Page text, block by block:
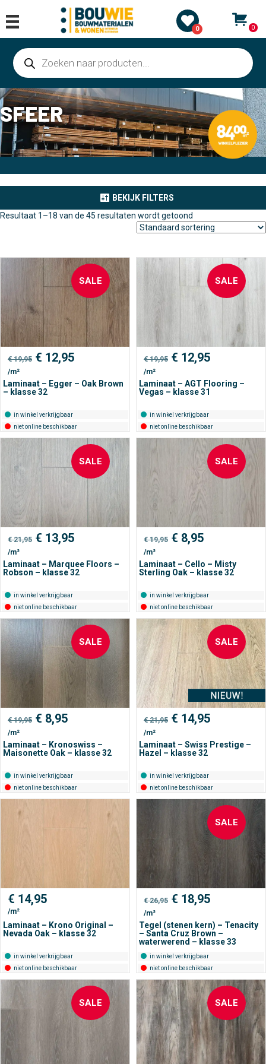
0 0
Producten
zoeken
SFEER
BEKIJK FILTERS
Resultaat 1–18 van de 45 resultaten wordt getoond
SALE
€19,95 Oorspronkelijke
prijs
€ 19,95.
€ 12,95Huidige
€ 12,95.
/m²
Laminaat – Egger – Oak Brown
– klasse 32
in winkel verkrijgbaar
niet online beschikbaar
SALE
€19,95 Oorspronkelijke
prijs
€ 19,95.
€ 12,95Huidige
€ 12,95.
/m²
Laminaat – AGT Flooring –
Vegas – klasse 31
in winkel verkrijgbaar
niet online beschikbaar
SALE
€21,95 Oorspronkelijke
prijs
€ 21,95.
€ 13,95Huidige
€ 13,95.
/m²
Laminaat – Marquee Floors –
Robson – klasse 32
in winkel verkrijgbaar
niet online beschikbaar
SALE
€19,95 Oorspronkelijke
prijs
€ 19,95.
€ 8,95Huidige
€ 8,95.
/m²
Laminaat – Cello – Misty
Sterling Oak – klasse 32
in winkel verkrijgbaar
niet online beschikbaar
SALE
€19,95 Oorspronkelijke
prijs
€ 19,95.
€ 8,95Huidige
€ 8,95.
/m²
Laminaat – Kronoswiss –
Maisonette Oak – klasse 32
in winkel verkrijgbaar
niet online beschikbaar
SALE
€21,95 Oorspronkelijke
prijs
€ 21,95.
€ 14,95Huidige
€ 14,95.
/m²
Laminaat – Swiss Prestige –
Hazel – klasse 32
in winkel verkrijgbaar
niet online beschikbaar
€ 14,95
/m²
Laminaat – Krono Original –
Nevada Oak – klasse 32
in winkel verkrijgbaar
niet online beschikbaar
SALE
€26,95 Oorspronkelijke
prijs
€ 26,95.
€ 18,95Huidige
is:
€ 18,95.
/m²
Tegel (stenen kern) – Tenacity
– Santa Cruz Brown –
waterwerend – klasse 33
in winkel verkrijgbaar
niet online beschikbaar
SALE SALE